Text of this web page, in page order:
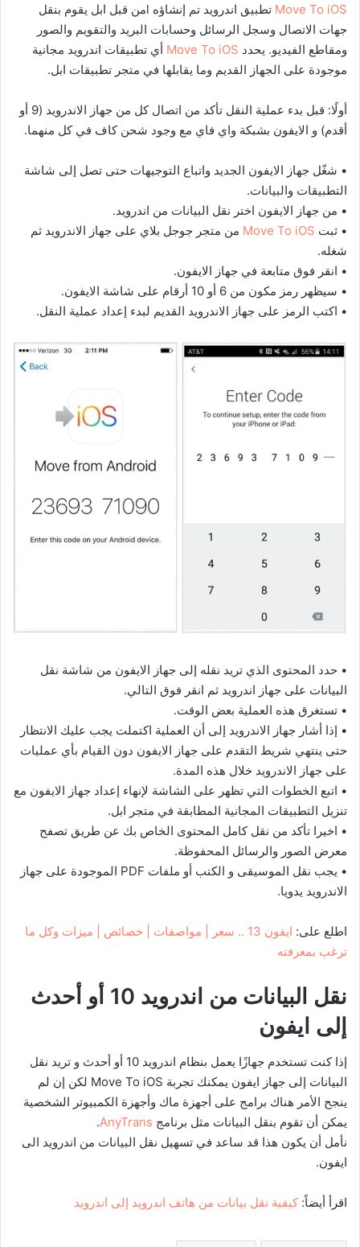
Move To iOS
تطبيق اندرويد تم إنشاؤه lمن قبل ابل يقوم بنقل
جهات الاتصال وسجل الرسائل وحسابات البريد والتقويم والصور
ومقاطع الفيديو. يحدد Move To iOS أي تطبيقات اندرويد مجانية
موجودة على الجهاز القديم وما يقابلها في متجر تطبيقات ابل.
أولًا: قبل بدء عملية النقل تأكد من اتصال كل من جهاز الاندرويد (9 أو
أقدم) و الايفون بشبكة واي فاي مع وجود شحن كاف في كل منهما.
• شغّل جهاز الايفون الجديد واتباع التوجيهات حتى تصل إلى شاشة
التطبيقات والبيانات.
• من جهاز الايفون اختر نقل البيانات من اندرويد.
• ثبت Move To iOS من متجر جوجل بلاي على جهاز الاندرويد ثم
شغله.
• انقر فوق متابعة في جهاز الايفون.
• سيظهر رمز مكون من 6 أو 10 أرقام على شاشة الايفون.
• اكتب الرمز على جهاز الاندرويد القديم لبدء إعداد عملية النقل.
• حدد المحتوى الذي تريد نقله إلى جهاز الايفون من شاشة نقل
البيانات على جهاز اندرويد ثم انقر فوق التالي.
• تستغرق هذه العملية بعض الوقت.
• إذا أشار جهاز الاندرويد إلى أن العملية اكتملت يجب عليك الانتظار
حتى ينتهي شريط التقدم على جهاز الايفون دون القيام بأي عمليات
على جهاز الاندرويد خلال هذه المدة.
• اتبع الخطوات التي تظهر على الشاشة لإنهاء إعداد جهاز الايفون مع
تنزيل التطبيقات المجانية المطابقة في متجر ابل.
• اخيرا تأكد من نقل كامل المحتوى الخاص بك عن طريق تصفح
معرض الصور والرسائل المحفوظة.
• يجب نقل الموسيقى و الكتب أو ملفات PDF الموجودة على جهاز
الاندرويد يدويا.
اطلع على:
ايفون 13 .. سعر | مواصفات | خصائص | ميزات وكل ما
ترغب بمعرفته
نقل البيانات من اندرويد 10 أو أحدث
إلى ايفون
إذا كنت تستخدم جهازًا يعمل بنظام اندرويد 10 أو أحدث و تريد نقل
البيانات إلى جهاز ايفون يمكنك تجربة Move To iOS لكن إن لم
ينجح الأمر هناك برامج على أجهزة ماك وأجهزة الكمبيوتر الشخصية
يمكن أن تقوم بنقل البيانات مثل برنامج AnyTrans
.
نأمل أن يكون هذا قد ساعد في تسهيل نقل البيانات من اندرويد الى
ايفون.
اقرأ أيضاً: كيفية نقل بيانات من هاتف اندرويد إلى اندرويد